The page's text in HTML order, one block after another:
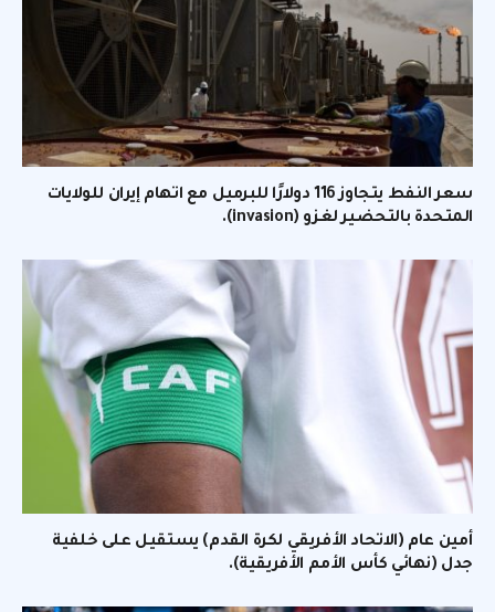
سعر النفط يتجاوز 116 دولارًا للبرميل مع اتهام إيران للولايات
المتحدة بالتحضير لغزو (invasion).
أمين عام (الاتحاد الأفريقي لكرة القدم) يستقيل على خلفية
جدل (نهائي كأس الأمم الأفريقية).